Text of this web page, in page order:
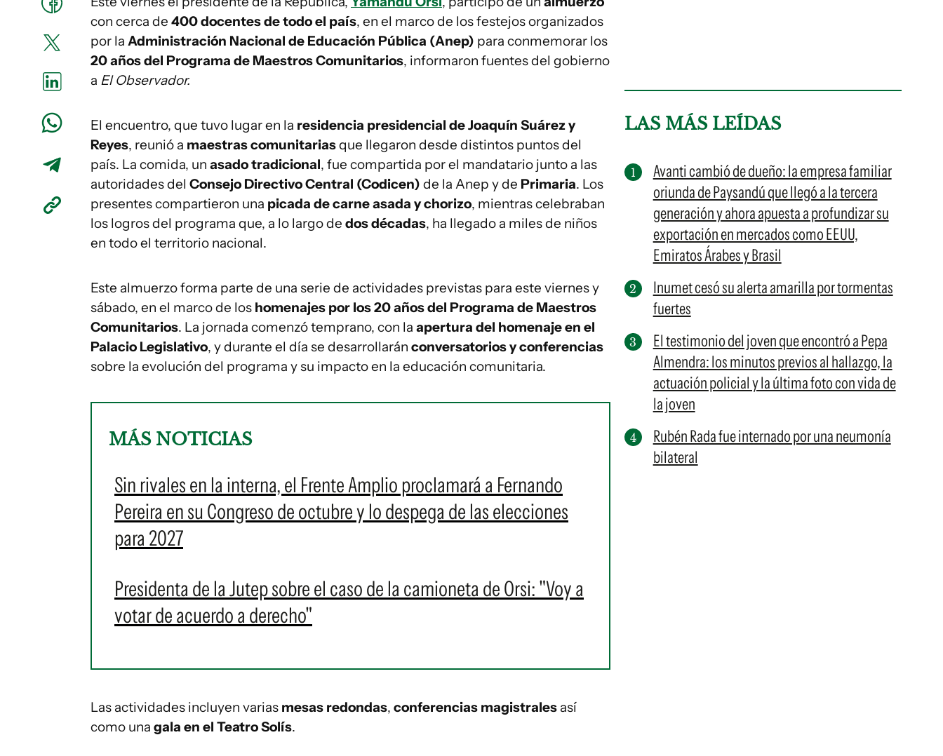
con cerca de 400 docentes de todo el país, en el marco de los festejos organizados
por la Administración Nacional de Educación Pública (Anep) para conmemorar los
20 años del Programa de Maestros Comunitarios, informaron fuentes del gobierno
a El Observador.
El encuentro, que tuvo lugar en la residencia presidencial de Joaquín Suárez y
Reyes, reunió a maestras comunitariasque llegaron desde distintos puntos del
país. La comida, un asado tradicional, fue compartida por el mandatario junto a las
autoridades del Consejo Directivo Central (Codicen) de la Anep y de Primaria. Los
presentes compartieron una picada de carne asada y chorizo, mientras celebraban
los logros del programa que, a lo largo de dos décadas, ha llegado a miles de niños
en todo el territorio nacional.
Este almuerzo forma parte de una serie de actividades previstas para este viernes y
sábado, en el marco de los homenajes por los 20 años del Programa de Maestros
Comunitarios. La jornada comenzó temprano, con la apertura del homenaje en el
Palacio Legislativo, y durante el día se desarrollarán conversatorios y conferencias
sobre la evolución del programa y su impacto en la educación comunitaria.
MÁS NOTICIAS
Sin rivales en la interna, el Frente Amplio proclamará a Fernando
Pereira en su Congreso de octubre y lo despega de las elecciones
para 2027
Presidenta de la Jutep sobre el caso de la camioneta de Orsi: "Voy a
votar de acuerdo a derecho"
Las actividades incluyen varias mesas redondas, conferencias magistrales así
como una gala en el Teatro Solís.
LAS MÁS LEÍDAS
Avanti cambió de dueño: la empresa familiar
oriunda de Paysandú que llegó a la tercera
generación y ahora apuesta a profundizar su
exportación en mercados como EEUU,
Emiratos Árabes y Brasil
Inumet cesó su alerta amarilla por tormentas
fuertes
El testimonio del joven que encontró a Pepa
Almendra: los minutos previos al hallazgo, la
actuación policial y la última foto con vida de
la joven
Rubén Rada fue internado por una neumonía
bilateral